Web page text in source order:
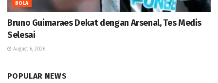
BOLA
Bruno Guimaraes Dekat dengan Arsenal, Tes Medis
Selesai
August 6, 2026
POPULAR NEWS